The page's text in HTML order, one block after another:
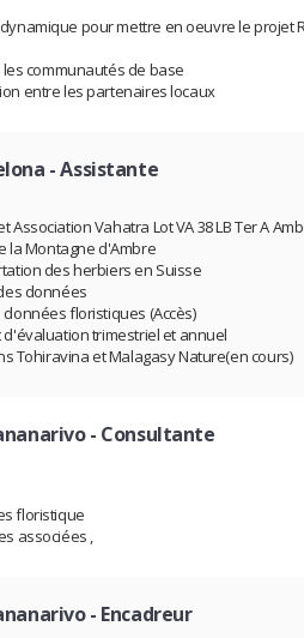
pour mettre en oeuvre le projet
communautés de base
entre les partenaires locaux
- Assistante
Association Vahatra Lot VA 38 LB Ter A
la Montagne d'Ambre
des herbiers en Suisse
données
floristiques (Accès)
trimestriel et annuel
Tohiravina et Malagasy Nature(en cours)
- Consultante
floristique
associées ,
- Encadreur